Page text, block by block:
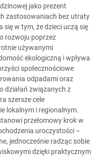
jako prezent
zastosowaniach bez utraty
w tym, że dzieci uczą się
rozwoju poprzez
używanymi
ekologiczną i wpływa
społecznościowe
odpadami oraz
działań związanych z
szersze cele
lokalnym i regionalnym.
przełomowy krok w
uroczystości –
jednocześnie radząc sobie
dzięki praktycznym